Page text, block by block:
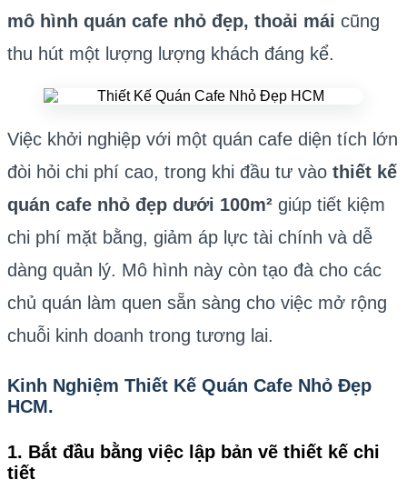
mô hình quán cafe nhỏ đẹp, thoải mái cũng
thu hút một lượng lượng khách đáng kể.
Việc khởi nghiệp với một quán cafe diện tích lớn
đòi hỏi chi phí cao, trong khi đầu tư vào thiết kế
quán cafe nhỏ đẹp dưới 100m² giúp tiết kiệm
chi phí mặt bằng, giảm áp lực tài chính và dễ
dàng quản lý. Mô hình này còn tạo đà cho các
chủ quán làm quen sẵn sàng cho việc mở rộng
chuỗi kinh doanh trong tương lai.
Kinh Nghiệm Thiết Kế Quán Cafe Nhỏ Đẹp
HCM.
1. Bắt đầu bằng việc lập bản vẽ thiết kế chi
tiết